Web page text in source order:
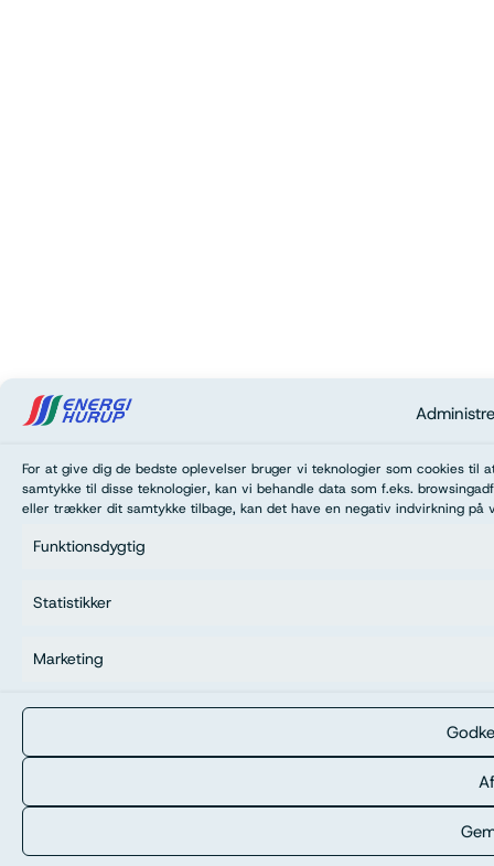
For at give dig de bedste oplevelser bruger vi teknologier som cookies til
samtykke til disse teknologier, kan vi behandle data som f.eks.
eller trækker dit samtykke tilbage, kan det have en negativ indvirkning på
Funktionsdygtig
Statistikker
Marketing